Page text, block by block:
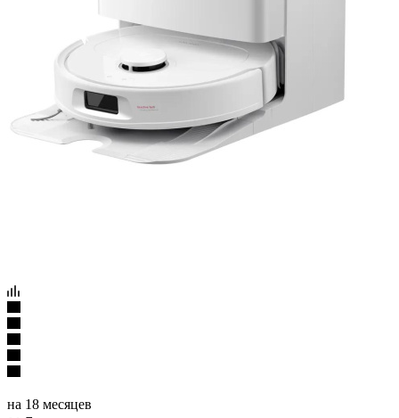
на 18 месяцев